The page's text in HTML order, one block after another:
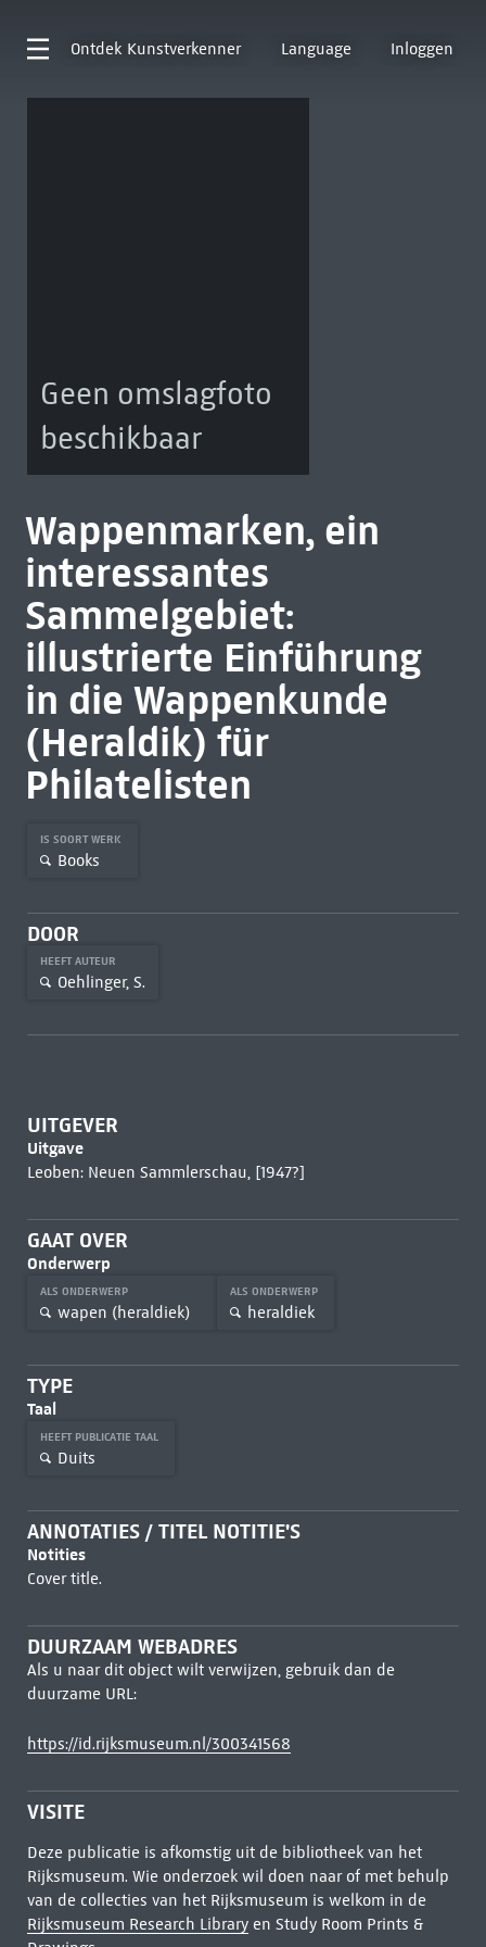
Ontdek Kunstverkenner Language Inloggen
Geen omslagfoto
beschikbaar
Wappenmarken, ein
interessantes
Sammelgebiet:
illustrierte Einführung
in die Wappenkunde
(Heraldik) für
Philatelisten
IS SOORT WERK
Books
DOOR
HEEFT AUTEUR
Oehlinger, S.
UITGEVER
Uitgave
Leoben: Neuen Sammlerschau, [1947?]
GAAT OVER
Onderwerp
ALS ONDERWERP
wapen (heraldiek)
ALS ONDERWERP
heraldiek
TYPE
Taal
HEEFT PUBLICATIE TAAL
Duits
ANNOTATIES / TITEL NOTITIE'S
Notities
Cover title.
DUURZAAM WEBADRES
Als u naar dit object wilt verwijzen, gebruik dan de
duurzame URL:
https://id.rijksmuseum.nl/300341568
VISITE
Deze publicatie is afkomstig uit de bibliotheek van het
Rijksmuseum. Wie onderzoek wil doen naar of met behulp
van de collecties van het Rijksmuseum is welkom in de
Rijksmuseum Research Libraryen Study Room Prints &